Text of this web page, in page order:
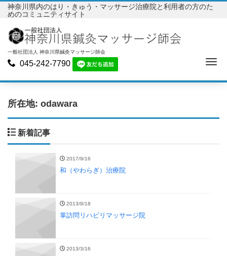
神奈川県内のはり・きゅう・マッサージ治療院と利用者の方のた
めのコミュニティサイト
一般社団法人 神奈川県鍼灸マッサージ師会
045-242-7790
所在地: odawara
新着記事
2017/9/16
和（やわらぎ）治療院
2013/9/18
掌訪問リハビリマッサージ院
2013/3/16